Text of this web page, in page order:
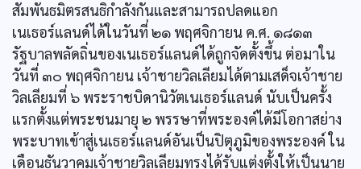
สัมพันธมิตรสนธิกำลังกันและสามารถปลดแอก
เนเธอร์แลนด์ได้ในวันที่ ๒๑ พฤศจิกายน ค.ศ. ๑๘๑๓
รัฐบาลพลัดถิ่นของเนเธอร์แลนด์ได้ถูกจัดตั้งขึ้น ต่อมาใน
วันที่ ๓๐ พฤศจิกายน เจ้าชายวิลเลียมได้ตามเสด็จเจ้าชาย
วิลเลียมที่ ๖ พระราชบิดานิวัตเนเธอร์แลนด์ นับเป็นครั้ง
แรกตั้งแต่พระชนมายุ ๒ พรรษาที่พระองค์ได้มีโอกาสย่าง
พระบาทเข้าสู่เนเธอร์แลนด์อันเป็นปิตุภูมิของพระองค์ ใน
เดือนธันวาคมเจ้าชายวิลเลียมทรงได้รับแต่งตั้งให้เป็นนาย